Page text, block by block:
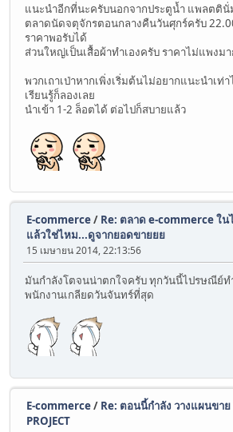
แนะนำอีกที่นะครับนอกจากประตูน้ำ แพลตตินั่
ตลาดนัดจตุจักรตอนกลางคืนวันศุกร์ครับ
ราคาพอรับได้
ส่วนใหญ่เป็นเสื้อผ้าทำเองครับ ราคาไม่แพงม
พวกเถาเป่าหากเพิ่งเริ่มต้นไม่อยากแนะนำเท่
เรียนรู้ก็ลองเลย
นำเข้า 1-2 ล็อตได้ ต่อไปก็สบายแล้ว
E-commerce/ Re: ตลาด e-commerce ใ
แล้วใช่ไหม...ดูจากยอดขายยย
15 เมษายน 2014, 22:13:56
มันกำลังโตจนน่าตกใจครับ ทุกวันนี้ไปรษณีย์ท
พนักงานเกลียดวันจันทร์ที่สุด
E-commerce/ Re: ตอนนี้กำลัง วางแผนขาย
PROJECT